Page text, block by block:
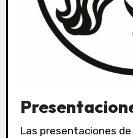
Las presentaciones de